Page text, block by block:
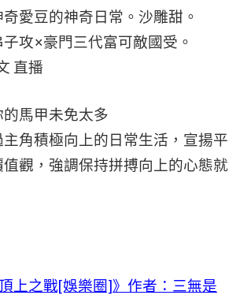
愛豆的神奇日常。沙雕甜。
攻×豪門三代富可敵國受。
直播
馬甲未免太多
角積極向上的日常生活，宣揚平
觀，強調保持拼搏向上的心態就
頂上之戰[娛樂圈]》作者：三無是